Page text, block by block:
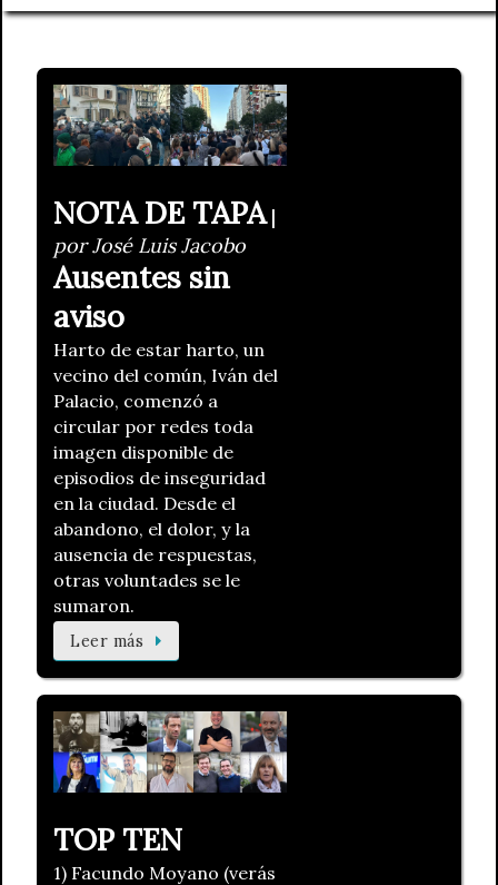
NOTA DE TAPA|
por José Luis Jacobo
Ausentes sin
aviso
Harto de estar harto, un
vecino del común, Iván del
Palacio, comenzó a
circular por redes toda
imagen disponible de
episodios de inseguridad
en la ciudad. Desde el
abandono, el dolor, y la
ausencia de respuestas,
otras voluntades se le
sumaron.
Leer más
TOP TEN
1) Facundo Moyano (verás